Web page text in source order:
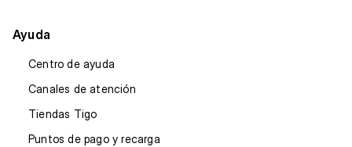
Ayuda
Centro de ayuda
Canales de atención
Tiendas Tigo
Puntos de pago y recarga